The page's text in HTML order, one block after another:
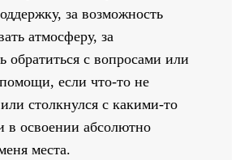
за возможность
атмосферу, за
обратиться с вопросами или
если что-то не
столкнулся с какими-то
в освоении абсолютно
места.